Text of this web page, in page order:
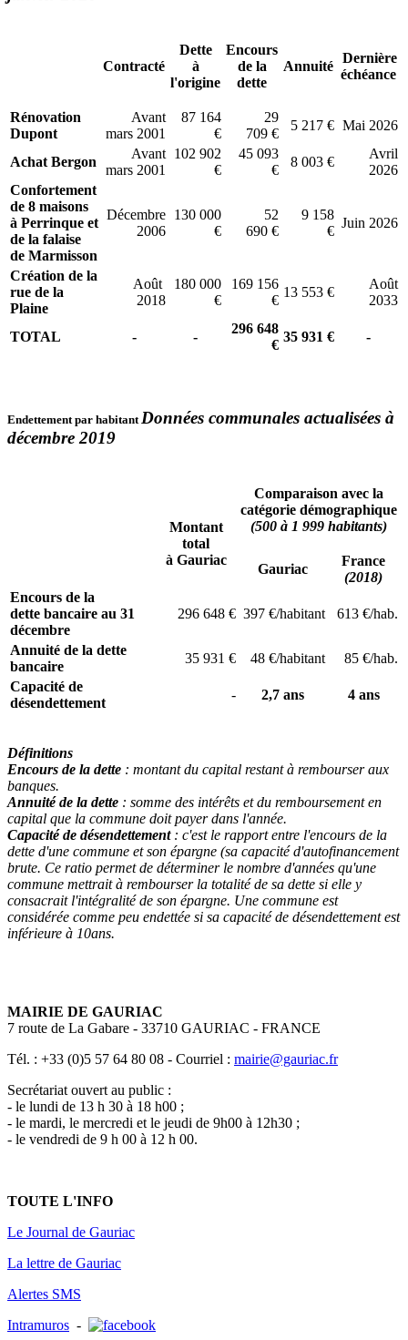
Contracté
Dette
à
l'origine
Encours
de la
dette
Annuité
Dernière
échéance
Rénovation
Dupont
Avant
mars 2001
87 164
€
29
709 €
5 217 € Mai 2026
Achat Bergon
Avant
mars 2001
102 902
€
45 093
€
8 003 €
Avril
2026
Confortement
de 8 maisons
à Perrinque et
de la falaise
de Marmisson
Décembre
2006
130 000
€
52
690 €
9 158
€
Juin 2026
Création de la
rue de la
Plaine
Août
2018
180 000
€
169 156
€
13 553 €
Août
2033
TOTAL - -
296 648
€
35 931 € -
Endettement par habitant Données communales actualisées à
décembre 2019
Montant
total
à Gauriac
Comparaison avec la
catégorie démographique
(500 à 1 999 habitants)
Gauriac
France
(2018)
Encours de la
dette bancaire au 31
décembre
296 648 € 397 €/habitant 613 €/hab.
Annuité de la dette
bancaire
35 931 € 48 €/habitant
85 €/hab.
Capacité de
désendettement
- 2,7 ans 4 ans
Définitions
Encours de la dette : montant du capital restant à rembourser aux
banques.
Annuité de la dette : somme des intérêts et du remboursement en
capital que la commune doit payer dans l'année.
Capacité de désendettement: c'est le rapport entre l'encours de la
dette d'une commune et son épargne (sa capacité d'autofinancement
brute. Ce ratio permet de déterminer le nombre d'années qu'une
commune mettrait à rembourser la totalité de sa dette si elle y
consacrait l'intégralité de son épargne. Une commune est
considérée comme peu endettée si sa capacité de désendettement est
inférieure à 10ans.
MAIRIE DE GAURIAC
7 route de La Gabare - 33710 GAURIAC - FRANCE
Tél. : +33 (0)5 57 64 80 08 - Courriel : mairie@gauriac.fr
Secrétariat ouvert au public :
- le lundi de 13 h 30 à 18 h00 ;
- le mardi, le mercredi et le jeudi de 9h00 à 12h30 ;
- le vendredi de 9 h 00 à 12 h 00.
TOUTE L'INFO
Le Journal de Gauriac
La lettre de Gauriac
Alertes SMS
Intramuros -